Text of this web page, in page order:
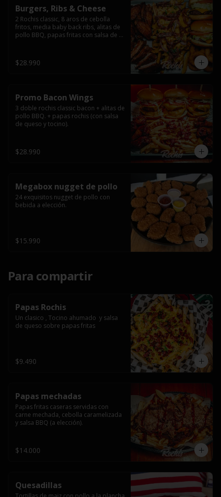
Burgers, Ribs & Cheese
2 Rochis classic, 8 aros de cebolla
fritos, media baby back ribs, alitas de
pollo BBQ, papas fritas con salsa de
$28.990
Promo Bacon Wings
3 doble rochis classic bacon + alitas de
pollo BBQ. + papas rochis (con salsa
de queso y tocino).
$28.990
Megabox nugget de pollo
24 exquisitos nugget de pollo con
bebida a elección.
$15.990
Para compartir
Papas Rochis
Un clasico , Tocino ahumado  y salsa
de queso sobre papas fritas
$9.490
Papas mechadas
Papas fritas caseras servidas con
carne mechada, cebolla caramelizada
y salsa BBQ (a elección).
$14.000
Quesadillas